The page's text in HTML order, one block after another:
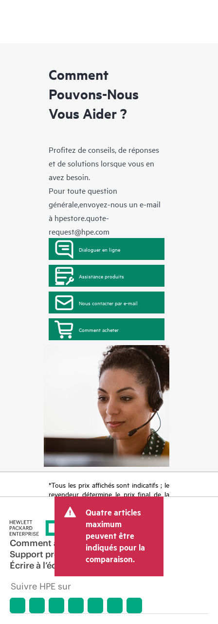
Comment
Pouvons-Nous
Vous Aider ?
Profitez de conseils, de réponses
et de solutions lorsque vous en
avez besoin.
Pour toute question
générale,envoyez-nous un e-mail
à hpestore.quote-
request@hpe.com
Dialoguer en ligne
Assistance produits
Nous contacter par e-mail
Comment acheter
*Tous les prix affichés sont indicatifs ; le
revendeur détermine le prix final de la
tels que la TVA ou les taxes sur la vente
et les frais d’expédition. Le prix de la
transaction déterminé par le revendeur
peut varier par rapport à d’autres
revendeurs et au prix indicatif affiché.
Les prix indicatifs peuvent inclure des
offres promotionnelles limitées dans le
temps. HPE se réserve le droit d’ajuster
les prix à tout moment pour diverses
raisons, notamment, mais sans s’y limiter,
l’arrêt d’un produit, la disponibilité
Quatre articles
maximum
peuvent être
indiqués pour la
comparaison.
Comment acheter
Support produit
Écrire à l’équipe commerciale
Suivre HPE sur